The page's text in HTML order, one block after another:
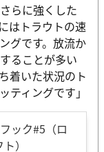
らに強くした
はトラウトの速
グです。放流か
ることが多い
着いた状況のト
ティングです」
ック#5（ロ
）